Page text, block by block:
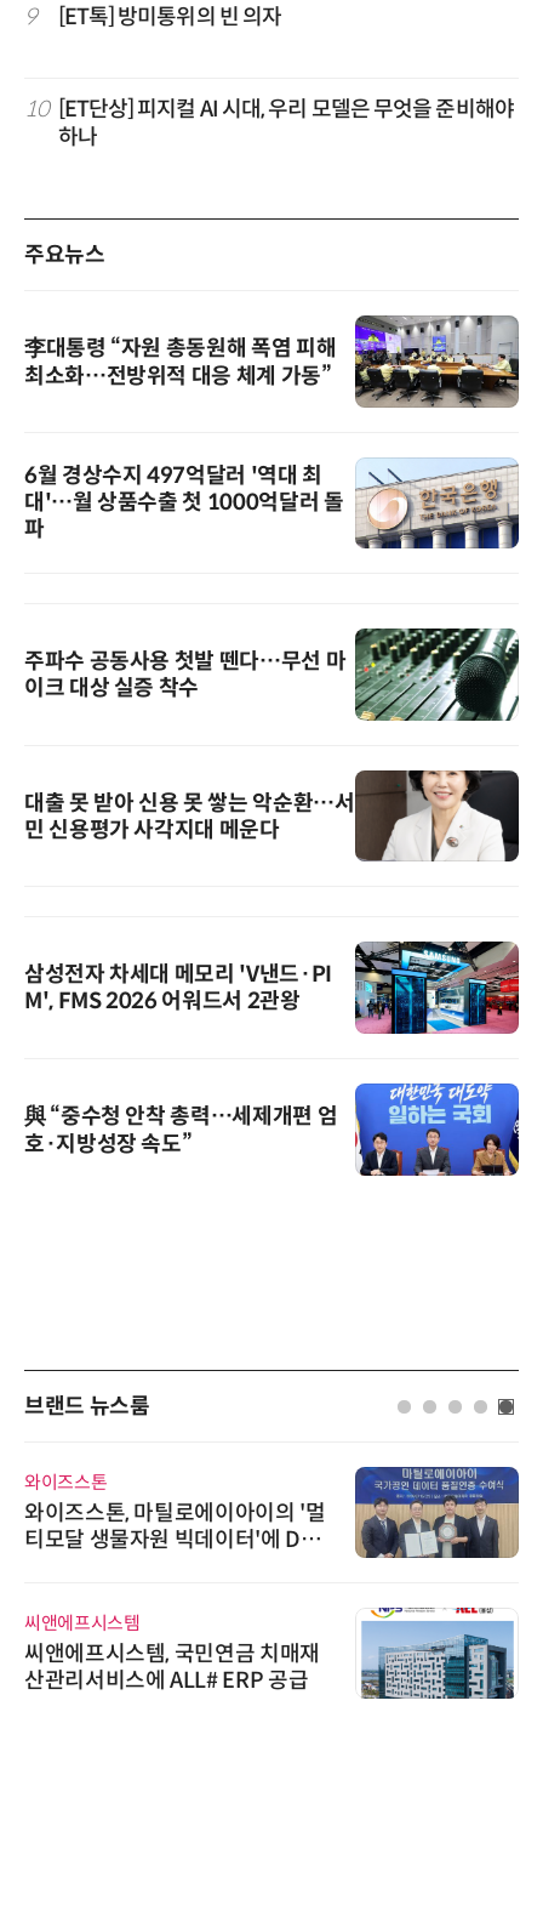
9 [ET톡] 방미통위의 빈 의자
10
[ET단상] 피지컬 AI 시대, 우리 모델은 무엇을 준비해야
하나
주요뉴스
李대통령 “자원 총동원해 폭염 피해
최소화…전방위적 대응 체계 가동”
6월 경상수지 497억달러 '역대 최
대'…월 상품수출 첫 1000억달러 돌
파
주파수 공동사용 첫발 뗀다…무선 마
이크 대상 실증 착수
대출 못 받아 신용 못 쌓는 악순환…서
민 신용평가 사각지대 메운다
삼성전자 차세대 메모리 'V낸드·PI
M', FMS 2026 어워드서 2관왕
與 “중수청 안착 총력…세제개편 엄
호·지방성장 속도”
브랜드 뉴스룸
와이즈스톤
와이즈스톤, 마틸로에이아이의 '멀
티모달 생물자원 빅데이터'에 DQ
씨앤에프시스템
씨앤에프시스템, 국민연금 치매재
산관리서비스에 ALL# ERP 공급